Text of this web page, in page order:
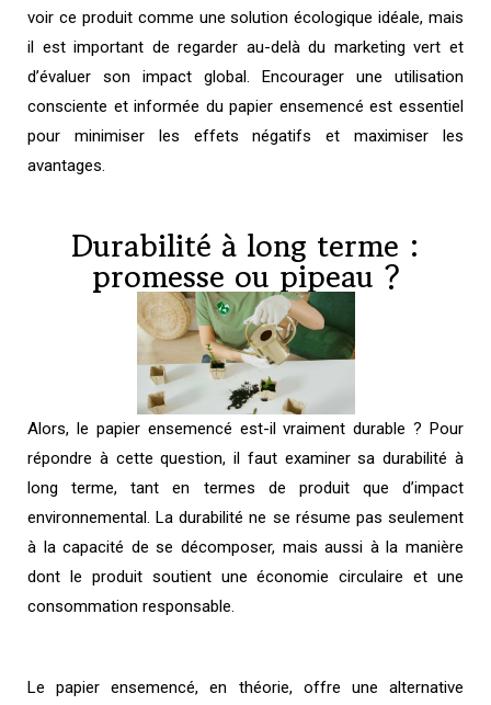
voir ce produit comme une solution écologique idéale, mais
il est important de regarder au-delà du marketing vert et
d’évaluer son impact global. Encourager une utilisation
consciente et informée du papier ensemencé est essentiel
pour minimiser les effets négatifs et maximiser les
avantages.
Durabilité à long terme :
promesse ou pipeau ?
Alors, le papier ensemencé est-il vraiment durable ? Pour
répondre à cette question, il faut examiner sa durabilité à
long terme, tant en termes de produit que d’impact
environnemental. La durabilité ne se résume pas seulement
à la capacité de se décomposer, mais aussi à la manière
dont le produit soutient une économie circulaire et une
consommation responsable.
Le papier ensemencé, en théorie, offre une alternative